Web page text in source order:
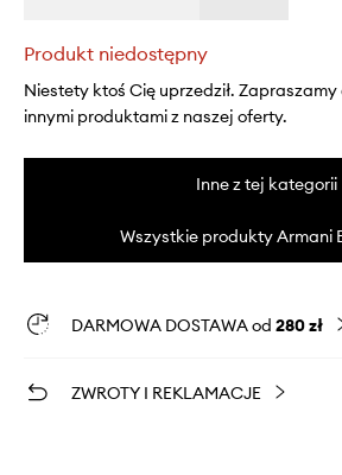
Produkt niedostępny
Niestety ktoś Cię uprzedził.
innymi produktami z naszej oferty.
Inne z tej kategorii
Wszystkie produkty Armani
DARMOWA DOSTAWA od 280 zł
ZWROTY I REKLAMACJE